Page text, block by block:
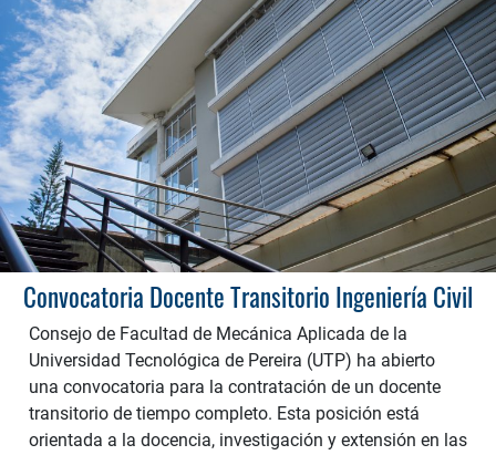
Convocatoria Docente Transitorio Ingeniería Civil
Consejo de Facultad de Mecánica Aplicada de la
Universidad Tecnológica de Pereira (UTP) ha abierto
una convocatoria para la contratación de un docente
transitorio de tiempo completo. Esta posición está
orientada a la docencia, investigación y extensión en las